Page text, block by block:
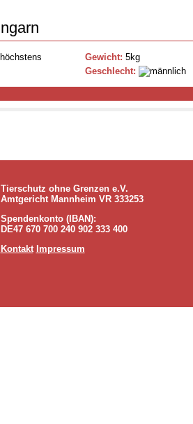
Gewicht: 5kg
Geschlecht:
Tierschutz ohne Grenzen e.V.
Amtgericht Mannheim VR 333253
Spendenkonto (IBAN):
DE47 670 700 240 902 333 400
Kontakt
Impressum